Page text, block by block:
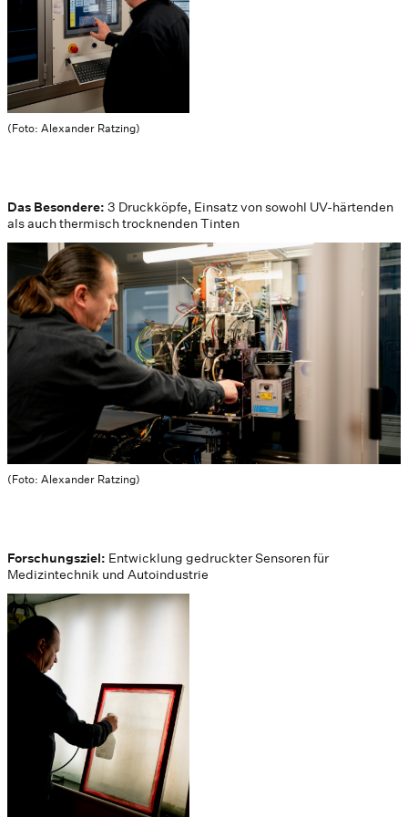
(Foto: Alexander Ratzing)
(Foto: Alexander Ratzing)
Das Besondere: 3 Druckköpfe, Einsatz von sowohl UV-härtenden
als auch thermisch trocknenden Tinten
Forschungsziel: Entwicklung gedruckter Sensoren für
Medizintechnik und Autoindustrie